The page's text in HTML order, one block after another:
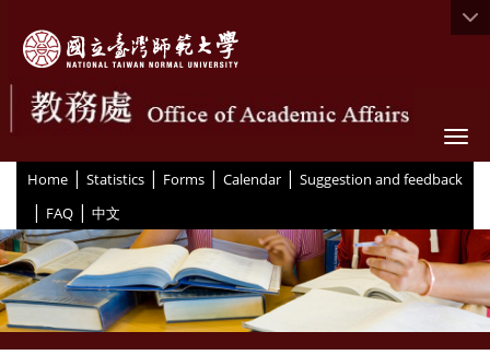
Home | Statistics | Forms | Calendar | Suggestion and feedback
| FAQ | 中文